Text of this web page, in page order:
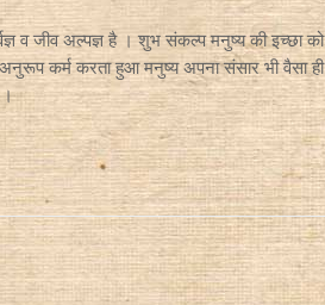
व जीव अल्पज्ञ है । शुभ संकल्प मनुष्य की इच्छा को
कर्म करता हुआ मनुष्य अपना संसार भी वैसा ही
।